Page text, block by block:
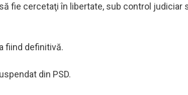
fie cercetaţi în libertate, sub control judiciar
fiind definitivă.
din PSD.